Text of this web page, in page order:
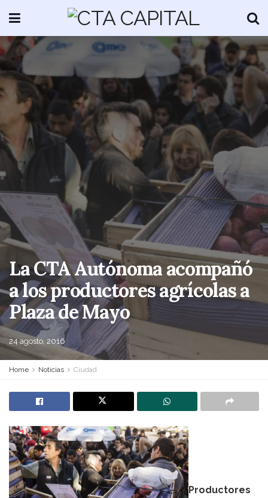
La CTA Autónoma acompañó
a los productores agrícolas a
Plaza de Mayo
24 agosto, 2016
Home Noticias Ciudad
Productores